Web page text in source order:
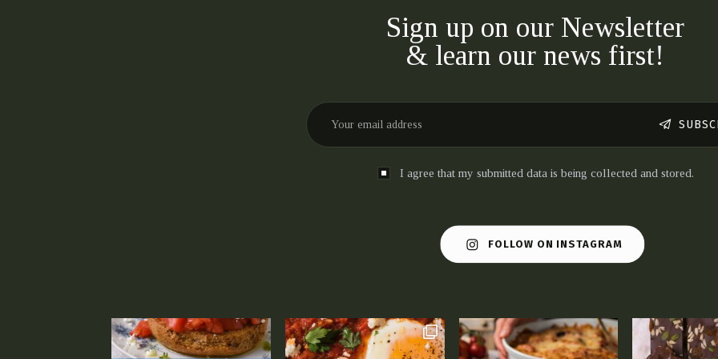
Sign up on our Newsletter
& learn our news first!
I agree that my submitted data is being collected and stored.
FOLLOW ON INSTAGRAM